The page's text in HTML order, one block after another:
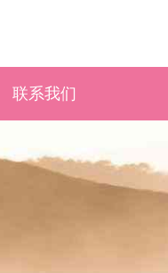
联系我们